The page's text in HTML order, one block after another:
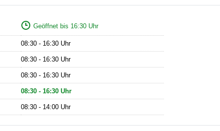
Geöffnet bis 16:30 Uhr
08:30 - 16:30 Uhr
08:30 - 16:30 Uhr
08:30 - 16:30 Uhr
08:30 - 16:30 Uhr
08:30 - 14:00 Uhr